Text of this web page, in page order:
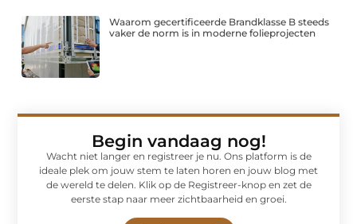
Waarom gecertificeerde Brandklasse B steeds
vaker de norm is in moderne folieprojecten
Begin vandaag nog!
Wacht niet langer en registreer je nu. Ons platform is de
ideale plek om jouw stem te laten horen en jouw blog met
de wereld te delen. Klik op de Registreer-knop en zet de
eerste stap naar meer zichtbaarheid en groei.